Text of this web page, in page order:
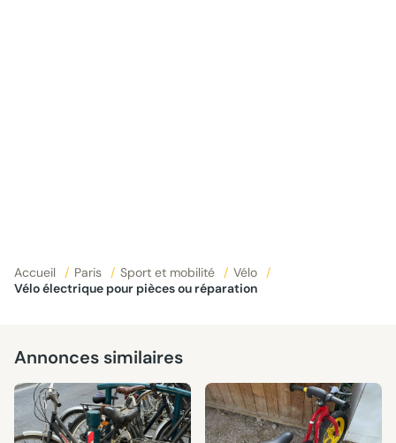
Accueil / Paris / Sport et mobilité / Vélo
/
Vélo électrique pour pièces ou réparation
Annonces similaires